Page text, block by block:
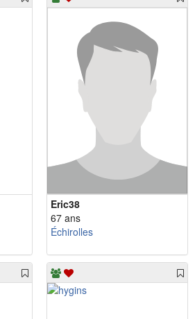
Eric38
67 ans
Échirolles